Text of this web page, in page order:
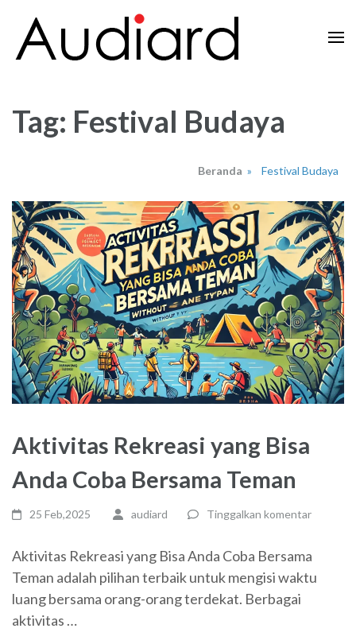
konten
Tag: Festival Budaya
Beranda » Festival Budaya
Aktivitas Rekreasi yang Bisa
Anda Coba Bersama Teman
25 Feb,2025 audiard Tinggalkan komentar
Aktivitas Rekreasi yang Bisa Anda Coba Bersama
Teman adalah pilihan terbaik untuk mengisi waktu
luang bersama orang-orang terdekat. Berbagai
aktivitas …